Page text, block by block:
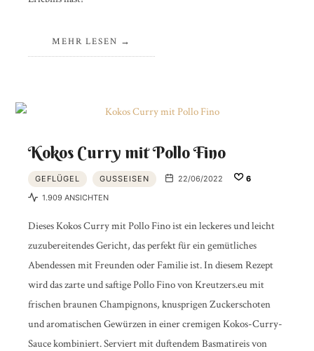
MEHR LESEN
Kokos Curry mit Pollo Fino
GEFLÜGEL GUSSEISEN 22/06/2022
6
1.909 ANSICHTEN
Dieses Kokos Curry mit Pollo Fino ist ein leckeres und leicht
zuzubereitendes Gericht, das perfekt für ein gemütliches
Abendessen mit Freunden oder Familie ist. In diesem Rezept
wird das zarte und saftige Pollo Fino von Kreutzers.eu mit
frischen braunen Champignons, knusprigen Zuckerschoten
und aromatischen Gewürzen in einer cremigen Kokos-Curry-
Sauce kombiniert. Serviert mit duftendem Basmatireis von